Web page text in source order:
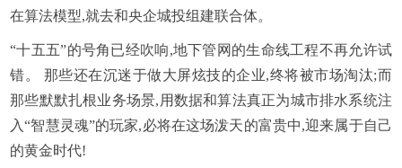
在算法模型,就去和央企城投组建联合体。
“十五五”的号角已经吹响,地下管网的生命线工程不再允许试
错。 那些还在沉迷于做大屏炫技的企业,终将被市场淘汰;而
那些默默扎根业务场景,用数据和算法真正为城市排水系统注
入“智慧灵魂”的玩家,必将在这场泼天的富贵中,迎来属于自己
的黄金时代!